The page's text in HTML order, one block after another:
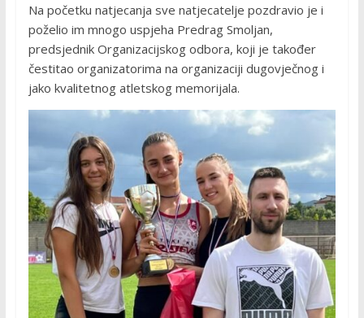
Na početku natjecanja sve natjecatelje pozdravio je i
poželio im mnogo uspjeha Predrag Smoljan,
predsjednik Organizacijskog odbora, koji je također
čestitao organizatorima na organizaciji dugovječnog i
jako kvalitetnog atletskog memorijala.